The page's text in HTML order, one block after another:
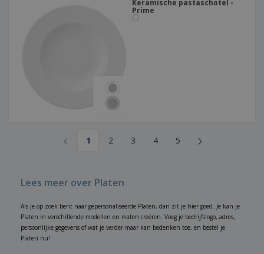
Keramische pastaschotel -
Prime
‹ 1 2 3 4 5 ›
Lees meer over Platen
Als je op zoek bent naar gepersonaliseerde Platen, dan zit je hier goed. Je kan je
Platen in verschillende modellen en maten creëren. Voeg je bedrijfslogo, adres,
persoonlijke gegevens of wat je verder maar kan bedenken toe, en bestel je
Platen nu!